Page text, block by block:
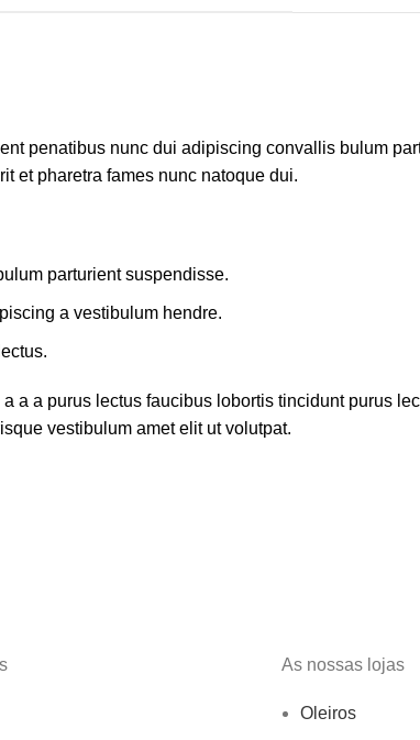
penatibus nunc dui adipiscing convallis bulum
et pharetra fames nunc natoque dui.
parturient suspendisse.
a vestibulum hendre.
a a purus lectus faucibus lobortis tincidunt purus
vestibulum amet elit ut volutpat.
As nossas lojas
Oleiros